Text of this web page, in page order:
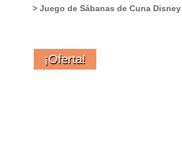
> Juego de Sábanas de Cuna
¡Oferta!